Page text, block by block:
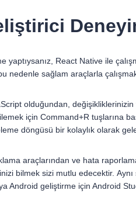
yaptıysanız, React Native ile
nedenle sağlam araçlarla
olduğundan,
için Command+R tuşlarına
döngüsü bir kolaylık olarak
araçlarından ve hata
bilmek sizi mutlu edecektir.
Android geliştirme için Android